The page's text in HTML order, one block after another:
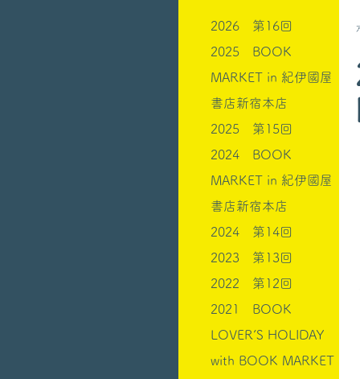
2026 第16回
2025 BOOK
MARKET in 紀伊國屋
書店新宿本店
2025 第15回
2024 BOOK
MARKET in 紀伊國屋
書店新宿本店
2024 第14回
2023 第13回
2022 第12回
2021 BOOK
LOVER’S HOLIDAY
with BOOK MARKET